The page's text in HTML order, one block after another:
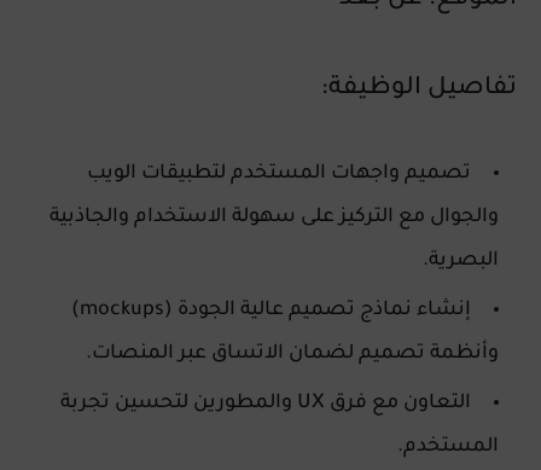
تفاصيل الوظيفة:
تصميم واجهات المستخدم لتطبيقات الويب
والجوال مع التركيز على سهولة الاستخدام والجاذبية
البصرية.
إنشاء نماذج تصميم عالية الجودة (mockups)
وأنظمة تصميم لضمان الاتساق عبر المنصات.
التعاون مع فرق UX والمطورين لتحسين تجربة
المستخدم.